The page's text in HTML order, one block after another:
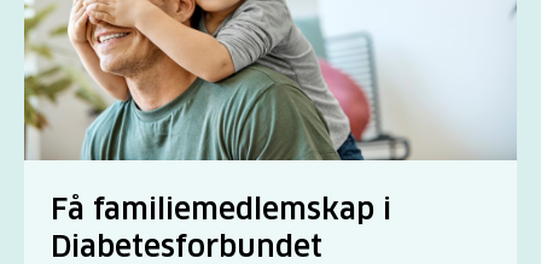
Få familiemedlemskap i
Diabetesforbundet